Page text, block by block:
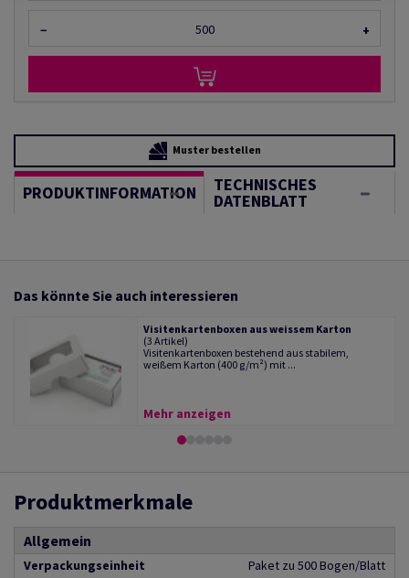
− +
Muster bestellen
PRODUKTINFORMATION TECHNISCHES
DATENBLATT
Das könnte Sie auch interessieren
Visitenkartenboxen aus weissem Karton
(3 Artikel)
Visitenkartenboxen bestehend aus stabilem,
weißem Karton (400 g/m²) mit ...
Mehr anzeigen
Produktmerkmale
Allgemein
Verpackungseinheit
Paket zu 500 Bogen/Blatt